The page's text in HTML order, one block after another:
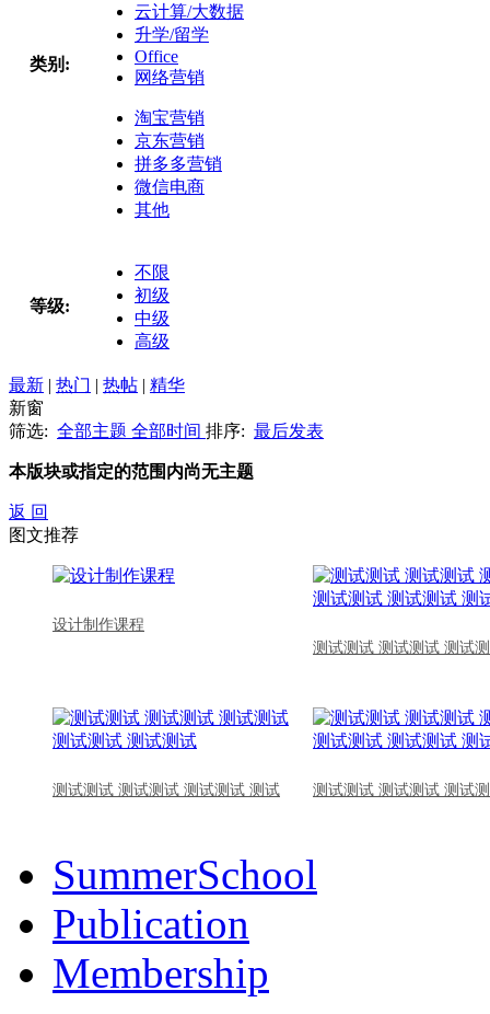
类别:
云计算/大数据
升学/留学
Office
网络营销
淘宝营销
京东营销
拼多多营销
微信电商
其他
等级:
不限
初级
中级
高级
最新 | 热门 | 热帖 | 精华
新窗
筛选: 全部主题 全部时间 排序: 最后发表
本版块或指定的范围内尚无主题
返 回
图文推荐
设计制作课程
测试测试 测试测试 测试
测试测试 测试测试 测试测试 测试 测试测试 测试测试 测试
SummerSchool
Publication
Membership